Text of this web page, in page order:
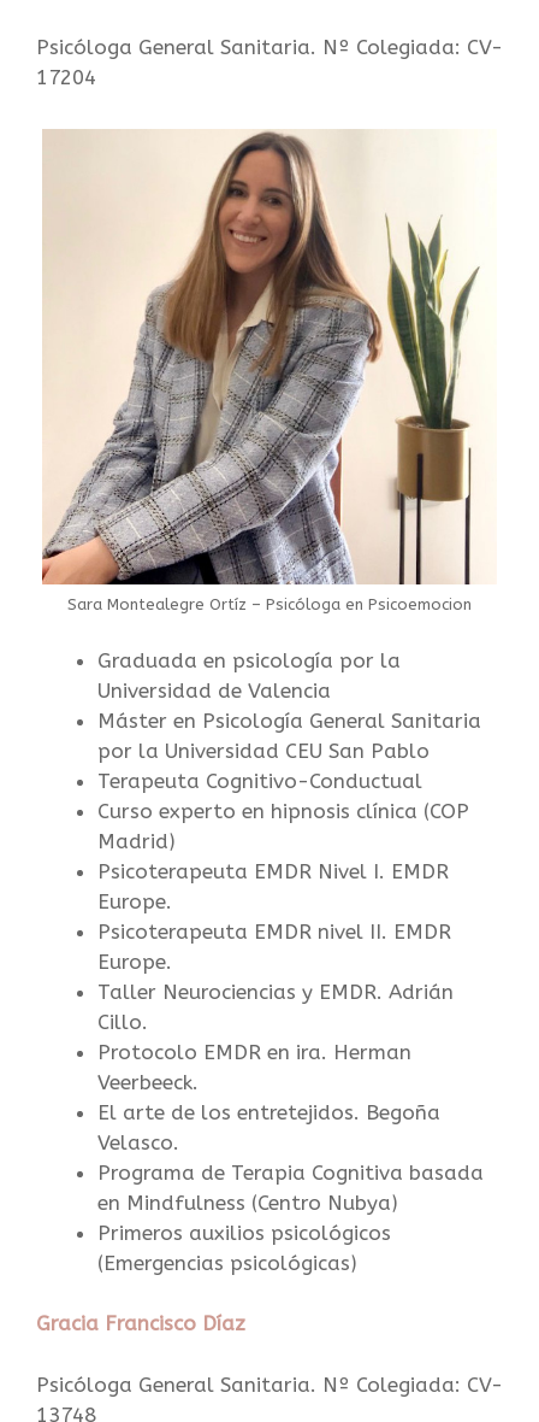
Psicóloga General Sanitaria. Nº Colegiada: CV-
17204
Sara Montealegre Ortíz – Psicóloga en Psicoemocion
Graduada en psicología por la
Universidad de Valencia
Máster en Psicología General Sanitaria
por la Universidad CEU San Pablo
Terapeuta Cognitivo-Conductual
Curso experto en hipnosis clínica (COP
Madrid)
Psicoterapeuta EMDR Nivel I. EMDR
Europe.
Psicoterapeuta EMDR nivel II. EMDR
Europe.
Taller Neurociencias y EMDR. Adrián
Cillo.
Protocolo EMDR en ira. Herman
Veerbeeck.
El arte de los entretejidos. Begoña
Velasco.
Programa de Terapia Cognitiva basada
en Mindfulness (Centro Nubya)
Primeros auxilios psicológicos
(Emergencias psicológicas)
Gracia Francisco Díaz
Psicóloga General Sanitaria. Nº Colegiada: CV-
13748